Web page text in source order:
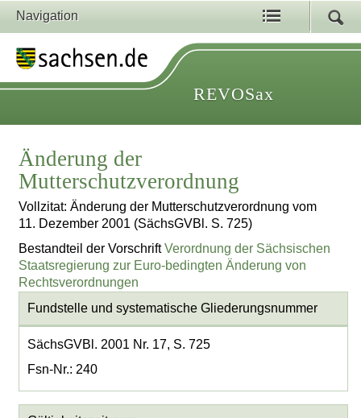
Navigation
REVOSax
Änderung der
Mutterschutzverordnung
Vollzitat: Änderung der Mutterschutzverordnung vom
11. Dezember 2001 (SächsGVBl. S. 725)
Bestandteil der VorschriftVerordnung der Sächsischen
Staatsregierung zur Euro-bedingten Änderung von
Rechtsverordnungen
Fundstelle und systematische Gliederungsnummer
SächsGVBl. 2001 Nr. 17, S. 725
Fsn-Nr.: 240